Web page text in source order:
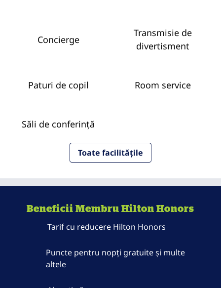
Concierge
Transmisie de
divertisment
Paturi de copil Room service
Săli de conferință
Toate facilitățile
Beneficii Membru Hilton Honors
Tarif cu reducere Hilton Honors
Puncte pentru nopți gratuite și multe
altele